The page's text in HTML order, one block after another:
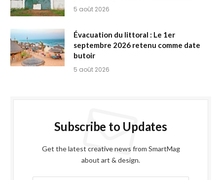
5 août 2026
Évacuation du littoral : Le 1er
septembre 2026 retenu comme date
butoir
5 août 2026
Subscribe to Updates
Get the latest creative news from SmartMag
about art & design.